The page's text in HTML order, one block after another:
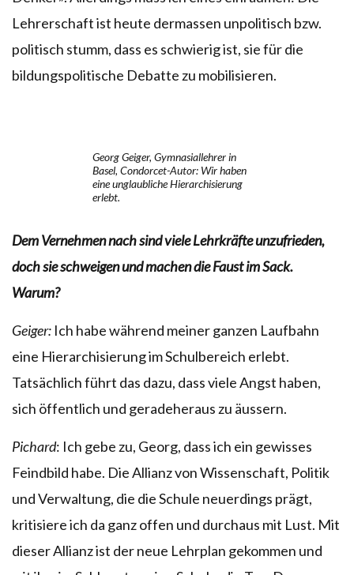
Lehrerschaft ist heute dermassen unpolitisch bzw.
politisch stumm, dass es schwierig ist, sie für die
bildungspolitische Debatte zu mobilisieren.
Georg Geiger, Gymnasiallehrer in
Basel, Condorcet-Autor: Wir haben
eine unglaubliche Hierarchisierung
erlebt.
Dem Vernehmen nach sind viele Lehrkräfte unzufrieden,
doch sie schweigen und machen die Faust im Sack.
Warum?
Geiger: Ich habe während meiner ganzen Laufbahn
eine Hierarchisierung im Schulbereich erlebt.
Tatsächlich führt das dazu, dass viele Angst haben,
sich öffentlich und geradeheraus zu äussern.
Pichard: Ich gebe zu, Georg, dass ich ein gewisses
Feindbild habe. Die Allianz von Wissenschaft, Politik
und Verwaltung, die die Schule neuerdings prägt,
kritisiere ich da ganz offen und durchaus mit Lust. Mit
dieser Allianz ist der neue Lehrplan gekommen und